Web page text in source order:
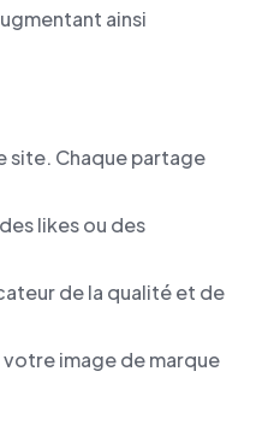
ainsi
site. Chaque partage
likes ou des
de la qualité et de
image de marque